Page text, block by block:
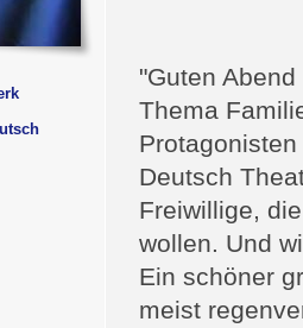
"Guten
Thema
Deutsch
Freiwillige,
wollen. Und
Ein schöner
meist